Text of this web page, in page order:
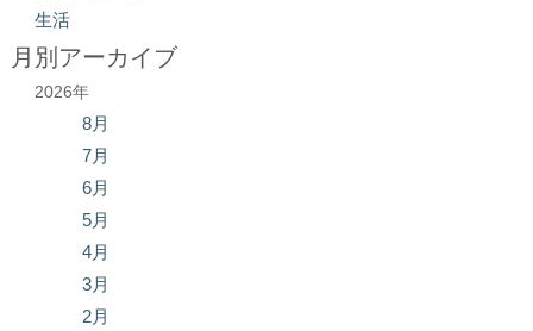
生活
月別アーカイブ
2026年
8月
7月
6月
5月
4月
3月
2月